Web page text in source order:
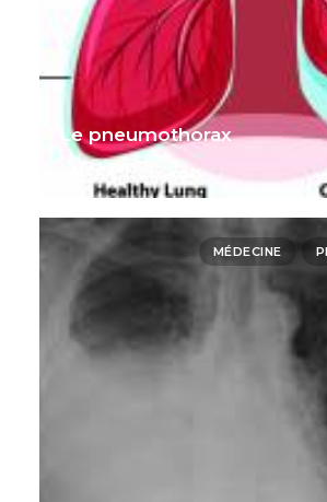
Le pneumothorax
LIRE LA SUITE
MÉDECINE